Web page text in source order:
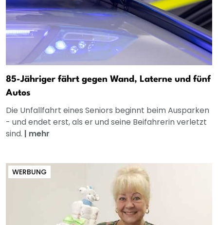
85-Jähriger fährt gegen Wand, Laterne und fünf
Autos
Die Unfallfahrt eines Seniors beginnt beim Ausparken
- und endet erst, als er und seine Beifahrerin verletzt
sind. | mehr
WERBUNG